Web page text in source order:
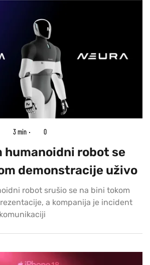
3 min 0
humanoidni robot se
demonstracije uživo
robot srušio se na bini tokom
a kompanija je incident